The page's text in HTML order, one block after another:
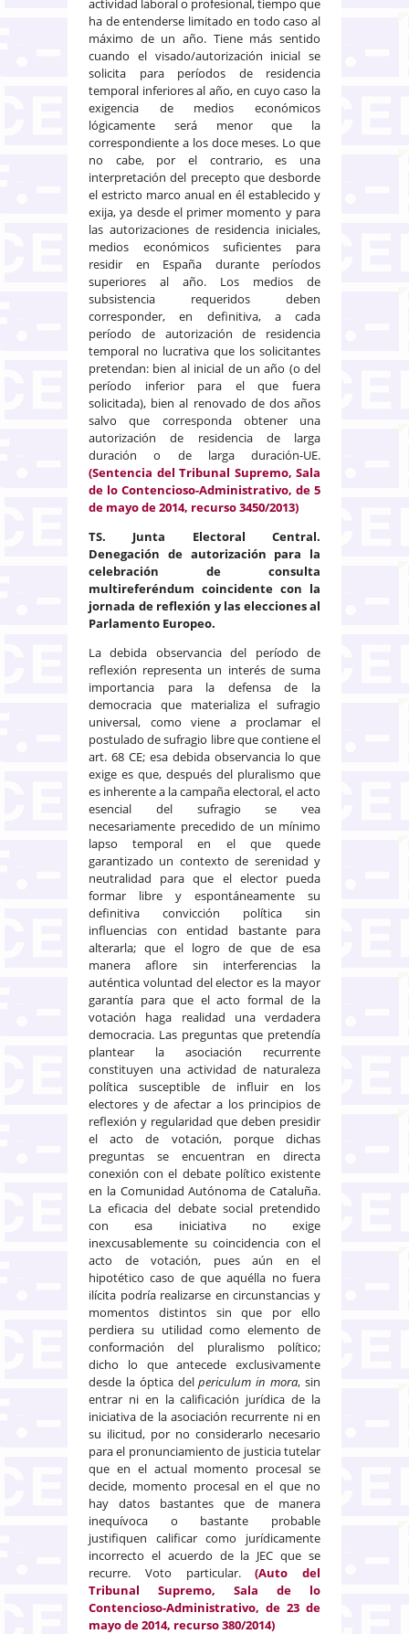
ha de entenderse limitado en todo caso al
máximo de un año. Tiene más sentido
cuando el visado/autorización inicial se
solicita para períodos de residencia
temporal inferiores al año, en cuyo caso la
exigencia de medios económicos
lógicamente será menor que la
correspondiente a los doce meses. Lo que
no cabe, por el contrario, es una
interpretación del precepto que desborde
el estricto marco anual en él establecido y
exija, ya desde el primer momento y para
las autorizaciones de residencia iniciales,
medios económicos suficientes para
residir en España durante períodos
superiores al año. Los medios de
subsistencia requeridos deben
corresponder, en definitiva, a cada
período de autorización de residencia
temporal no lucrativa que los solicitantes
pretendan: bien al inicial de un año (o del
período inferior para el que fuera
solicitada), bien al renovado de dos años
salvo que corresponda obtener una
autorización de residencia de larga
duración o de larga duración-UE.
(Sentencia del Tribunal Supremo, Sala
de lo Contencioso-Administrativo, de 5
de mayo de 2014, recurso 3450/2013)
TS. Junta Electoral Central.
Denegación de autorización para la
celebración de consulta
multireferéndum coincidente con la
jornada de reflexión y las elecciones al
Parlamento Europeo.
La debida observancia del período de
reflexión representa un interés de suma
importancia para la defensa de la
democracia que materializa el sufragio
universal, como viene a proclamar el
postulado de sufragio libre que contiene el
art. 68 CE; esa debida observancia lo que
exige es que, después del pluralismo que
es inherente a la campaña electoral, el acto
esencial del sufragio se vea
necesariamente precedido de un mínimo
lapso temporal en el que quede
garantizado un contexto de serenidad y
neutralidad para que el elector pueda
formar libre y espontáneamente su
definitiva convicción política sin
influencias con entidad bastante para
alterarla; que el logro de que de esa
manera aflore sin interferencias la
auténtica voluntad del elector es la mayor
garantía para que el acto formal de la
votación haga realidad una verdadera
democracia. Las preguntas que pretendía
plantear la asociación recurrente
constituyen una actividad de naturaleza
política susceptible de influir en los
electores y de afectar a los principios de
reflexión y regularidad que deben presidir
el acto de votación, porque dichas
preguntas se encuentran en directa
conexión con el debate político existente
en la Comunidad Autónoma de Cataluña.
La eficacia del debate social pretendido
con esa iniciativa no exige
inexcusablemente su coincidencia con el
acto de votación, pues aún en el
hipotético caso de que aquélla no fuera
ilícita podría realizarse en circunstancias y
momentos distintos sin que por ello
perdiera su utilidad como elemento de
conformación del pluralismo político;
dicho lo que antecede exclusivamente
desde la óptica delpericulum in mora, sin
entrar ni en la calificación jurídica de la
iniciativa de la asociación recurrente ni en
su ilicitud, por no considerarlo necesario
para el pronunciamiento de justicia tutelar
que en el actual momento procesal se
decide, momento procesal en el que no
hay datos bastantes que de manera
inequívoca o bastante probable
justifiquen calificar como jurídicamente
incorrecto el acuerdo de la JEC que se
recurre. Voto particular.(Auto del
Tribunal Supremo, Sala de lo
Contencioso-Administrativo, de 23 de
mayo de 2014, recurso 380/2014)